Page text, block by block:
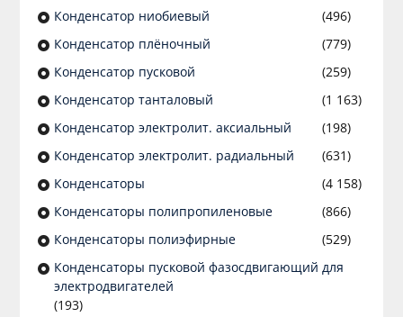
Конденсатор ниобиевый
(496)
Конденсатор плёночный
(779)
Конденсатор пусковой
(259)
Конденсатор танталовый
(1 163)
Конденсатор электролит. аксиальный
(198)
Конденсатор электролит. радиальный
(631)
Конденсаторы
(4 158)
Конденсаторы полипропиленовые
(866)
Конденсаторы полиэфирные
(529)
Конденсаторы пусковой фазосдвигающий для
электродвигателей
(193)